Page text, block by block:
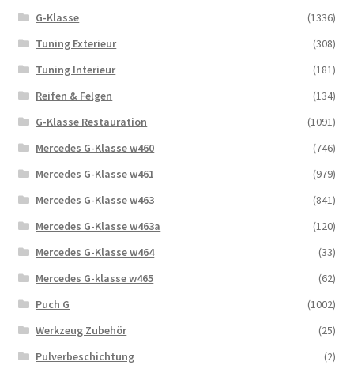
G-Klasse
(1336)
Tuning Exterieur
(308)
Tuning Interieur
(181)
Reifen & Felgen
(134)
G-Klasse Restauration
(1091)
Mercedes G-Klasse w460
(746)
Mercedes G-Klasse w461
(979)
Mercedes G-Klasse w463
(841)
Mercedes G-Klasse w463a
(120)
Mercedes G-Klasse w464
(33)
Mercedes G-klasse w465
(62)
Puch G
(1002)
Werkzeug Zubehör
(25)
Pulverbeschichtung
(2)